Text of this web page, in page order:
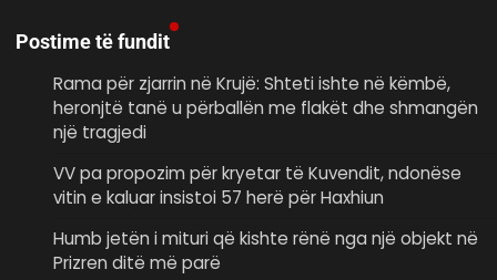
Postime të fundit
Rama për zjarrin në Krujë: Shteti ishte në këmbë,
heronjtë tanë u përballën me flakët dhe shmangën
një tragjedi
VV pa propozim për kryetar të Kuvendit, ndonëse
vitin e kaluar insistoi 57 herë për Haxhiun
Humb jetën i mituri që kishte rënë nga një objekt në
Prizren ditë më parë